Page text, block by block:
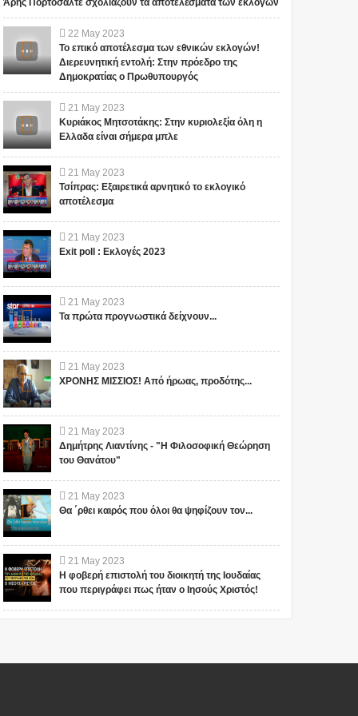
Άρης Πορτοσάλτε σχολιάζουν τα αποτελέσματα των εκλογών
22 May 2023
Το επικό αποτέλεσμα των εθνικών εκλογών!
Διερευνητική εντολή: Στην πρόεδρο της
Δημοκρατίας ο Πρωθυπουργός
21 May 2023
Κυριάκος Μητσοτάκης: Στην κυριολεξία όλη η
Ελλαδα είναι σήμερα μπλε
21 May 2023
Τσίπρας: Εξαιρετικά αρνητικό το εκλογικό
αποτέλεσμα
21 May 2023
Exit poll : Εκλογές 2023
21 May 2023
Τα πρώτα προγνωστικά δείχνουν...
21 May 2023
ΧΡΟΝΗΣ ΜΙΣΣΙΟΣ! Από ήρωας, προδότης...
21 May 2023
Δημήτρης Λιαντίνης - "Η Φιλοσοφική Θεώρηση
του Θανάτου"
21 May 2023
Θα ΄ρθει καιρός που όλοι θα ψηφίζουν τον...
21 May 2023
Η φοβερή επιστολή του διοικητή της Ιουδαίας
που περιγράφει πως ήταν ο Ιησούς Χριστός!